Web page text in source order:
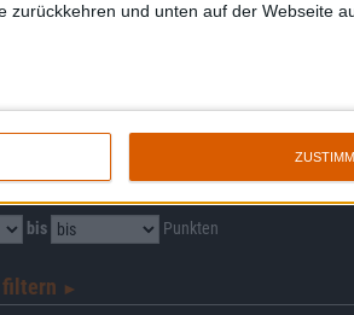
zurückkehren und unten auf der Webseite
filtern
bis Punkten
filtern ►︎